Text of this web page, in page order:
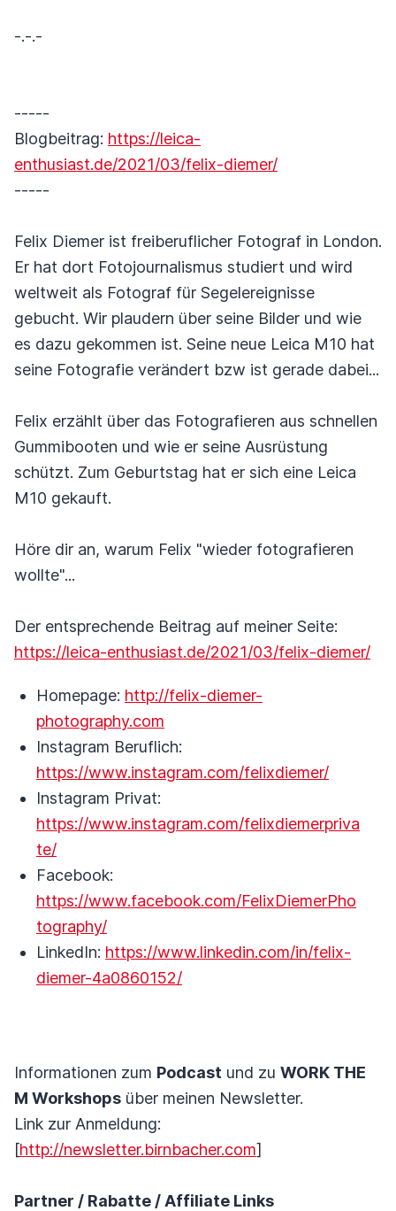
-.-.-
-----
Blogbeitrag: https://leica-
enthusiast.de/2021/03/felix-diemer/
-----
Felix Diemer ist freiberuflicher Fotograf in London.
Er hat dort Fotojournalismus studiert und wird
weltweit als Fotograf für Segelereignisse
gebucht. Wir plaudern über seine Bilder und wie
es dazu gekommen ist. Seine neue Leica M10 hat
seine Fotografie verändert bzw ist gerade dabei...
Felix erzählt über das Fotografieren aus schnellen
Gummibooten und wie er seine Ausrüstung
schützt. Zum Geburtstag hat er sich eine Leica
M10 gekauft.
Höre dir an, warum Felix "wieder fotografieren
wollte"...
Der entsprechende Beitrag auf meiner Seite:
https://leica-enthusiast.de/2021/03/felix-diemer/
Homepage: http://felix-diemer-
photography.com
Instagram Beruflich:
https://www.instagram.com/felixdiemer/
Instagram Privat:
https://www.instagram.com/felixdiemerpriva
te/
Facebook:
https://www.facebook.com/FelixDiemerPho
tography/
LinkedIn: https://www.linkedin.com/in/felix-
diemer-4a0860152/
Informationen zum Podcast und zu WORK THE
M Workshops über meinen Newsletter.
Link zur Anmeldung:
[http://newsletter.birnbacher.com]
Partner / Rabatte / Affiliate Links